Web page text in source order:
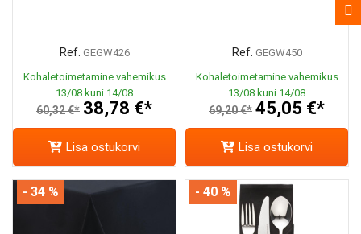
Ref. GEGW426
Kohaletoimetamine vahemikus
13/08 kuni 14/08
60,32 €* 38,78 €*
Lisa ostukorvi
Ref. GEGW450
Kohaletoimetamine vahemikus
13/08 kuni 14/08
69,20 €* 45,05 €*
Lisa ostukorvi
- 34 % - 40 %